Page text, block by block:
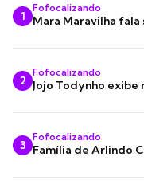
1
Fofocalizando
Mara Maravilha
2
Fofocalizando
Jojo Todynho
3
Fofocalizando
Família de Arlindo